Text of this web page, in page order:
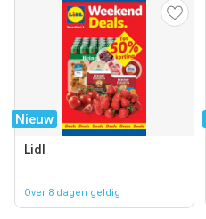
Nieuw
Lidl
Over 8 dagen geldig